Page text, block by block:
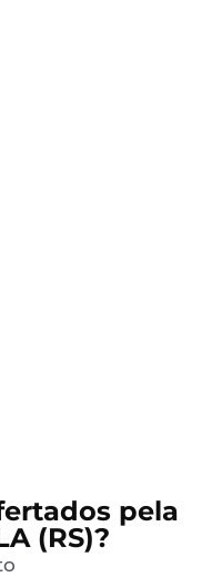
pela
(RS)?